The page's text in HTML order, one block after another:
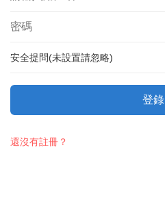
安全提問(未設置請忽略)
登錄
還沒有註冊？